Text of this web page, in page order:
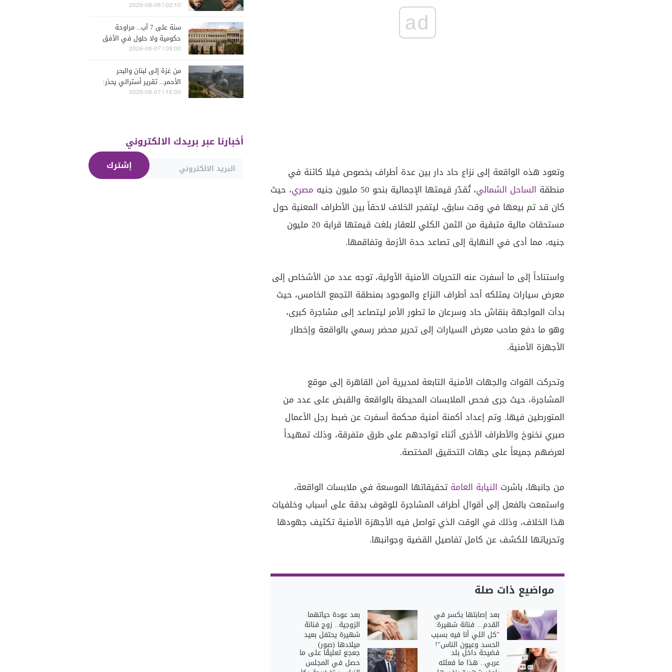
ad
وتعود هذه الواقعة إلى نزاع حاد دار بين عدة أطراف بخصوص فيلا كائنة في
منطقة الساحل الشمالي، تُقدّر قيمتها الإجمالية بنحو 50 مليون جنيه مصري، حيث
كان قد تم بيعها في وقت سابق، ليتفجر الخلاف لاحقاً بين الأطراف المعنية حول
مستحقات مالية متبقية من الثمن الكلي للعقار بلغت قيمتها قرابة 20 مليون
جنيه، مما أدى في النهاية إلى تصاعد حدة الأزمة وتفاقمها.
واستناداً إلى ما أسفرت عنه التحريات الأمنية الأولية، توجه عدد من الأشخاص إلى
معرض سيارات يمتلكه أحد أطراف النزاع والموجود بمنطقة التجمع الخامس، حيث
بدأت المواجهة بنقاش حاد وسرعان ما تطور الأمر ليتصاعد إلى مشاجرة كبرى،
وهو ما دفع صاحب معرض السيارات إلى تحرير محضر رسمي بالواقعة وإخطار
الأجهزة الأمنية.
وتحركت القوات والجهات الأمنية التابعة لمديرية أمن القاهرة إلى موقع
المشاجرة، حيث جرى فحص الملابسات المحيطة بالواقعة والقبض على عدد من
المتورطين فيها. وتم إعداد أكمنة أمنية محكمة أسفرت عن ضبط رجل الأعمال
صبري نخنوخ والأطراف الأخرى أثناء تواجدهم على طرق متفرقة، وذلك تمهيداً
لعرضهم جميعاً على جهات التحقيق المختصة.
من جانبها، باشرت النيابة العامة تحقيقاتها الموسعة في ملابسات الواقعة،
واستمعت بالفعل إلى أقوال أطراف المشاجرة للوقوف بدقة على أسباب وخلفيات
هذا الخلاف، وذلك في الوقت الذي تواصل فيه الأجهزة الأمنية تكثيف جهودها
وتحرياتها للكشف عن كامل تفاصيل القضية وجوانبها.
مواضيع ذات صلة
بعد إصابتها بكسر في
القدم... فنانة شهيرة:
"كل اللي أنا فيه بسبب
الحسد وعيون الناس"!
بعد عودة حياتهما
الزوجية.. زوج فنانة
شهيرة يحتفل بعيد
ميلادها (صور)
فضيحة داخل بلد
عربي.. هذا ما فعلته
جعجع تعليقًا على ما
حصل في المجلس
فارس (فيديو)
02:10 | 2026-08-08
سنة على 7 آب... مراوحة
حكومية ولا حلول في الأفق
المنظور
09:00 | 2026-08-07
من غزة إلى لبنان والبحر
الأحمر... تقرير أسترالي يحذر:
الشرق الأوسط يدخل أخطر
16:00 | 2026-08-07
أخبارنا عبر بريدك الالكتروني
إشترك